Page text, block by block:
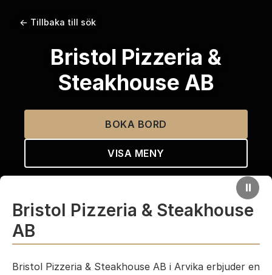
← Tillbaka till sök
Bristol Pizzeria &
Steakhouse AB
BOKA BORD
VISA MENY
⏸
Bristol Pizzeria & Steakhouse
AB
Bristol Pizzeria & Steakhouse AB i Arvika erbjuder en